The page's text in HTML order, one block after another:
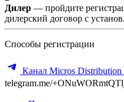
Дилер — пройдите
дилерский договор с
Способы регистрации
Канал Micros Distribution
telegram.me/